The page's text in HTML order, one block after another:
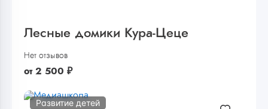
Лесные домики Кура-Цеце
Нет отзывов
от 2 500 ₽
Развитие детей